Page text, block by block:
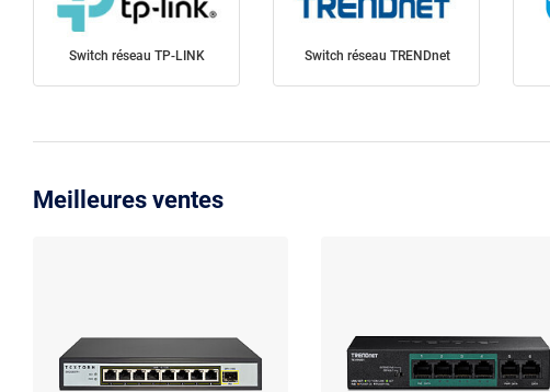
Switch réseau TP-LINK Switch réseau TRENDnet
Meilleures ventes